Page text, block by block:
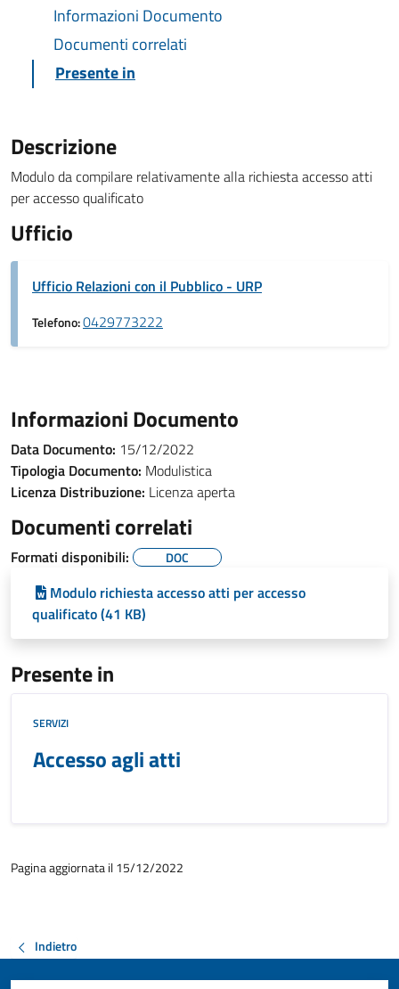
Informazioni Documento
Documenti correlati
Presente in
Descrizione
Modulo da compilare relativamente alla richiesta accesso atti
per accesso qualificato
Ufficio
Ufficio Relazioni con il Pubblico - URP
Telefono:0429773222
Informazioni Documento
Data Documento: 15/12/2022
Tipologia Documento: Modulistica
Licenza Distribuzione: Licenza aperta
Documenti correlati
Formati disponibili: DOC
Modulo richiesta accesso atti per accesso
qualificato (41 KB)
Presente in
SERVIZI
Accesso agli atti
Pagina aggiornata il 15/12/2022
Indietro